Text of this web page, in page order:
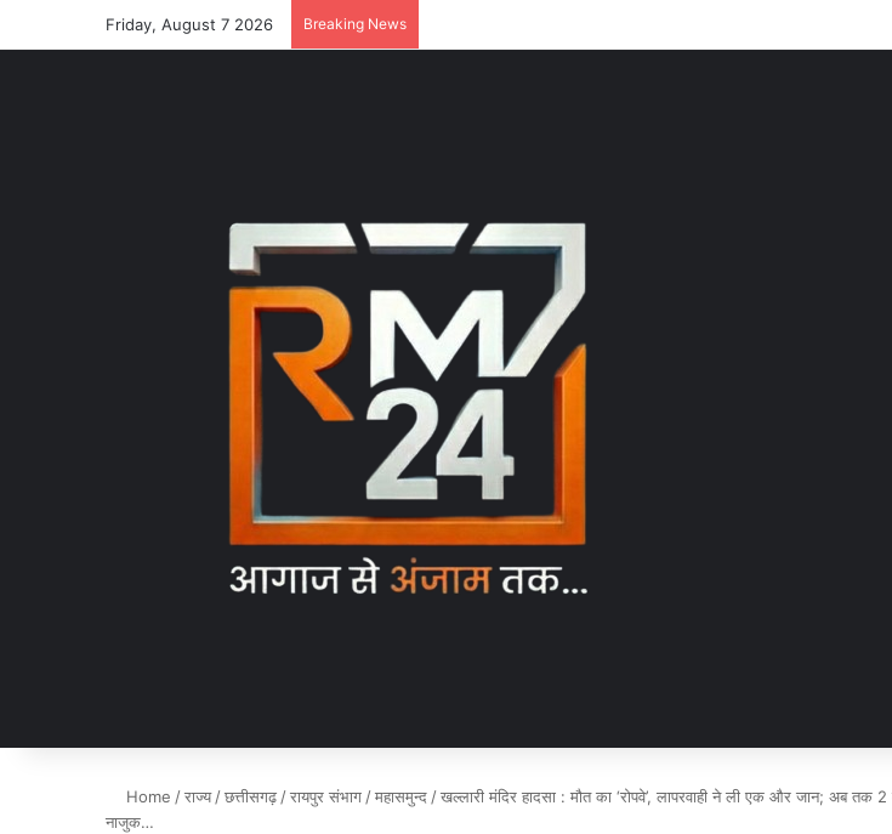
Friday, August 7 2026 Breaking News
Home /राज्य /छत्तीसगढ़ /रायपुर संभाग /महासमुन्द /खल्लारी मंदिर हादसा : मौत का ‘रोपवे’, लापरवाही ने ली एक और जान; अब तक
नाजुक…